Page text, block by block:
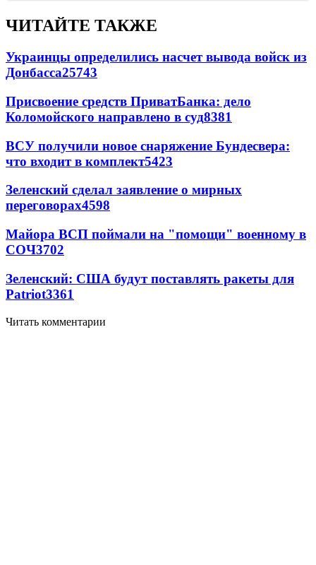
ЧИТАЙТЕ ТАКЖЕ
Украинцы определились насчет вывода войск из
Донбасса25743
Присвоение средств ПриватБанка: дело
Коломойского направлено в суд8381
ВСУ получили новое снаряжение Бундесвера:
что входит в комплект5423
Зеленский сделал заявление о мирных
переговорах4598
Майора ВСП поймали на "помощи" военному в
СОЧ3702
Зеленский: США будут поставлять ракеты для
Patriot3361
Читать комментарии